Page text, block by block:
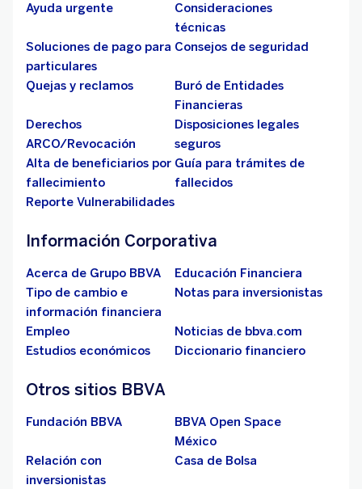
Ayuda urgente
Consideraciones
técnicas
Soluciones de pago para
particulares
Consejos de seguridad
Quejas y reclamos
Buró de Entidades
Financieras
Derechos
ARCO/Revocación
Disposiciones legales
seguros
Alta de beneficiarios por
fallecimiento
Guía para trámites de
fallecidos
Reporte Vulnerabilidades
Información Corporativa
Acerca de Grupo BBVA
Educación Financiera
Tipo de cambio e
información financiera
Notas para inversionistas
Empleo
Noticias de bbva.com
Estudios económicos
Diccionario financiero
Otros sitios BBVA
Fundación BBVA
BBVA Open Space
México
Relación con
inversionistas
Casa de Bolsa